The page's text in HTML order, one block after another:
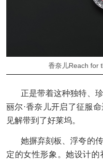
香奈儿Reach for
正是带着这种独特、珍
丽尔·香奈儿开启了征服
见解带到了好莱坞。
她摒弃刻板、浮夸的传
定的女性形象。她设计